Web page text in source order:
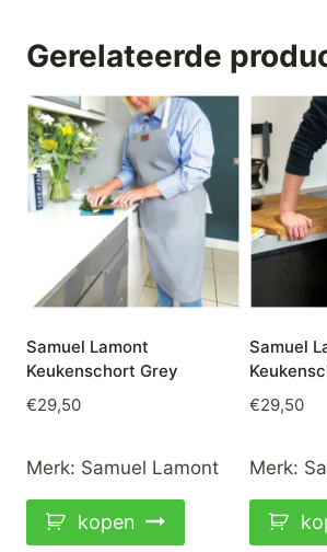
Gerelateerde
Samuel Lamont
Keukenschort Grey
€29,50
Merk: Samuel Lamont
kopen
Samuel
€29,50
Merk: